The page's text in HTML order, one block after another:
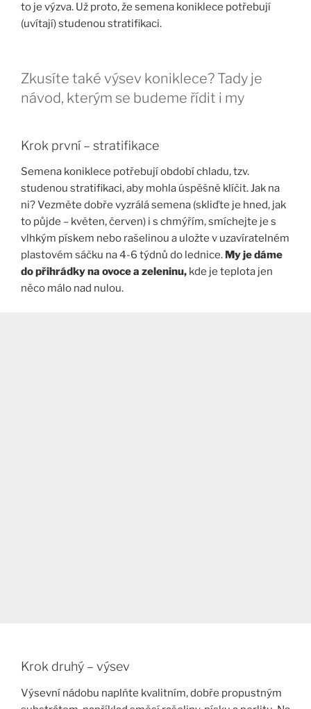
to je výzva. Už proto, že semena koniklece potřebují
(uvítají) studenou stratifikaci.
Zkusíte také výsev koniklece? Tady je
návod, kterým se budeme řídit i my
Krok první – stratifikace
Semena koniklece potřebují období chladu, tzv.
studenou stratifikaci, aby mohla úspěšně klíčit. Jak na
ni? Vezměte dobře vyzrálá semena (skliďte je hned, jak
to půjde – květen, červen) i s chmýřím, smíchejte je s
vlhkým pískem nebo rašelinou a uložte v uzavíratelném
plastovém sáčku na 4-6 týdnů do lednice. My je dáme
do přihrádky na ovoce a zeleninu, kde je teplota jen
něco málo nad nulou.
Krok druhý – výsev
Výsevní nádobu naplňte kvalitním, dobře propustným